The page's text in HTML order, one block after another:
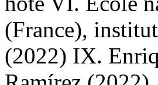
(France),
(2022) IX.